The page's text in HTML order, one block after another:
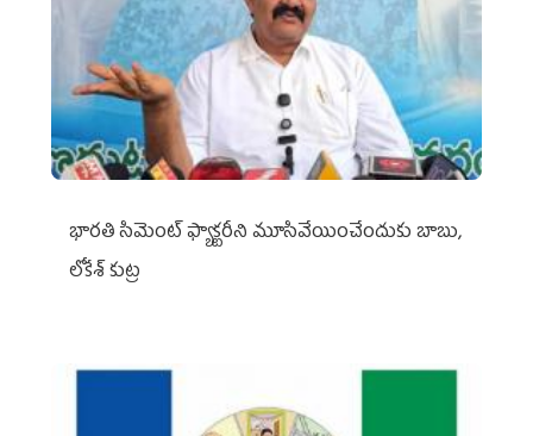
భారతి సిమెంట్ ఫ్యాక్టరీని మూసివేయించేందుకు బాబు,
లోకేశ్ కుట్ర